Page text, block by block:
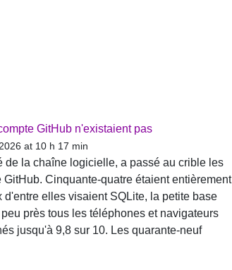
GitHub n'existaient pas
at 10 h 17 min
la chaîne logicielle, a passé au crible les
Cinquante-quatre étaient entièrement
elles visaient SQLite, la petite base
près tous les téléphones et navigateurs
jusqu'à 9,8 sur 10. Les quarante-neuf